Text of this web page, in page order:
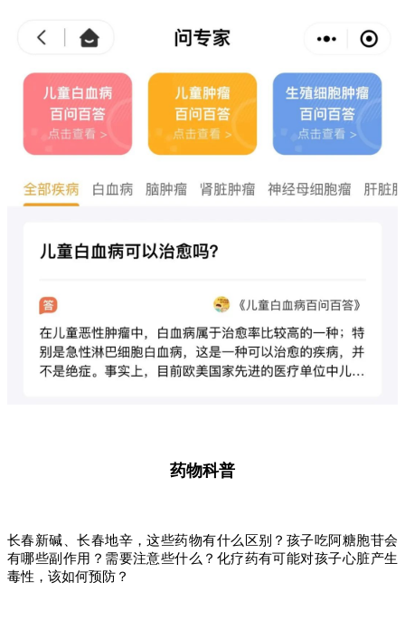
药物科普
长春新碱、长春地辛，这些药物有什么区别？孩子吃阿糖胞苷会
有哪些副作用？需要注意些什么？化疗药有可能对孩子心脏产生
毒性，该如何预防？